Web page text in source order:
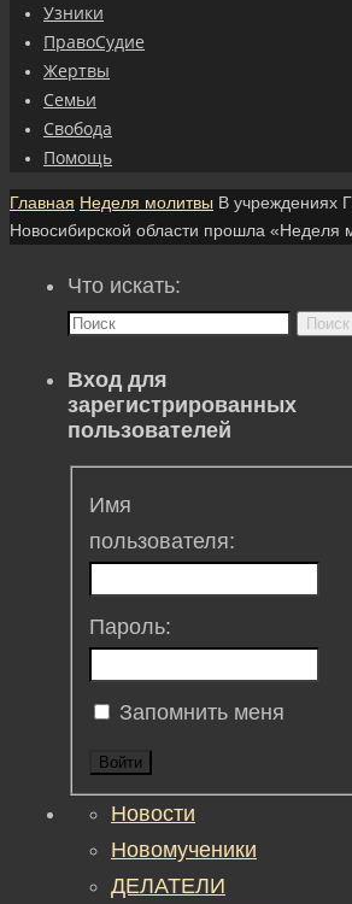
Узники
ПравоСудие
Жертвы
Семьи
Свобода
Помощь
Главная Неделя молитвы В учреждениях
Новосибирской области прошла «Неделя
Что искать:
Поиск
Вход для
зарегистрированных
пользователей
Имя
пользователя:
Пароль:
Запомнить меня
Войти
Новости
Новомученики
ДЕЛАТЕЛИ